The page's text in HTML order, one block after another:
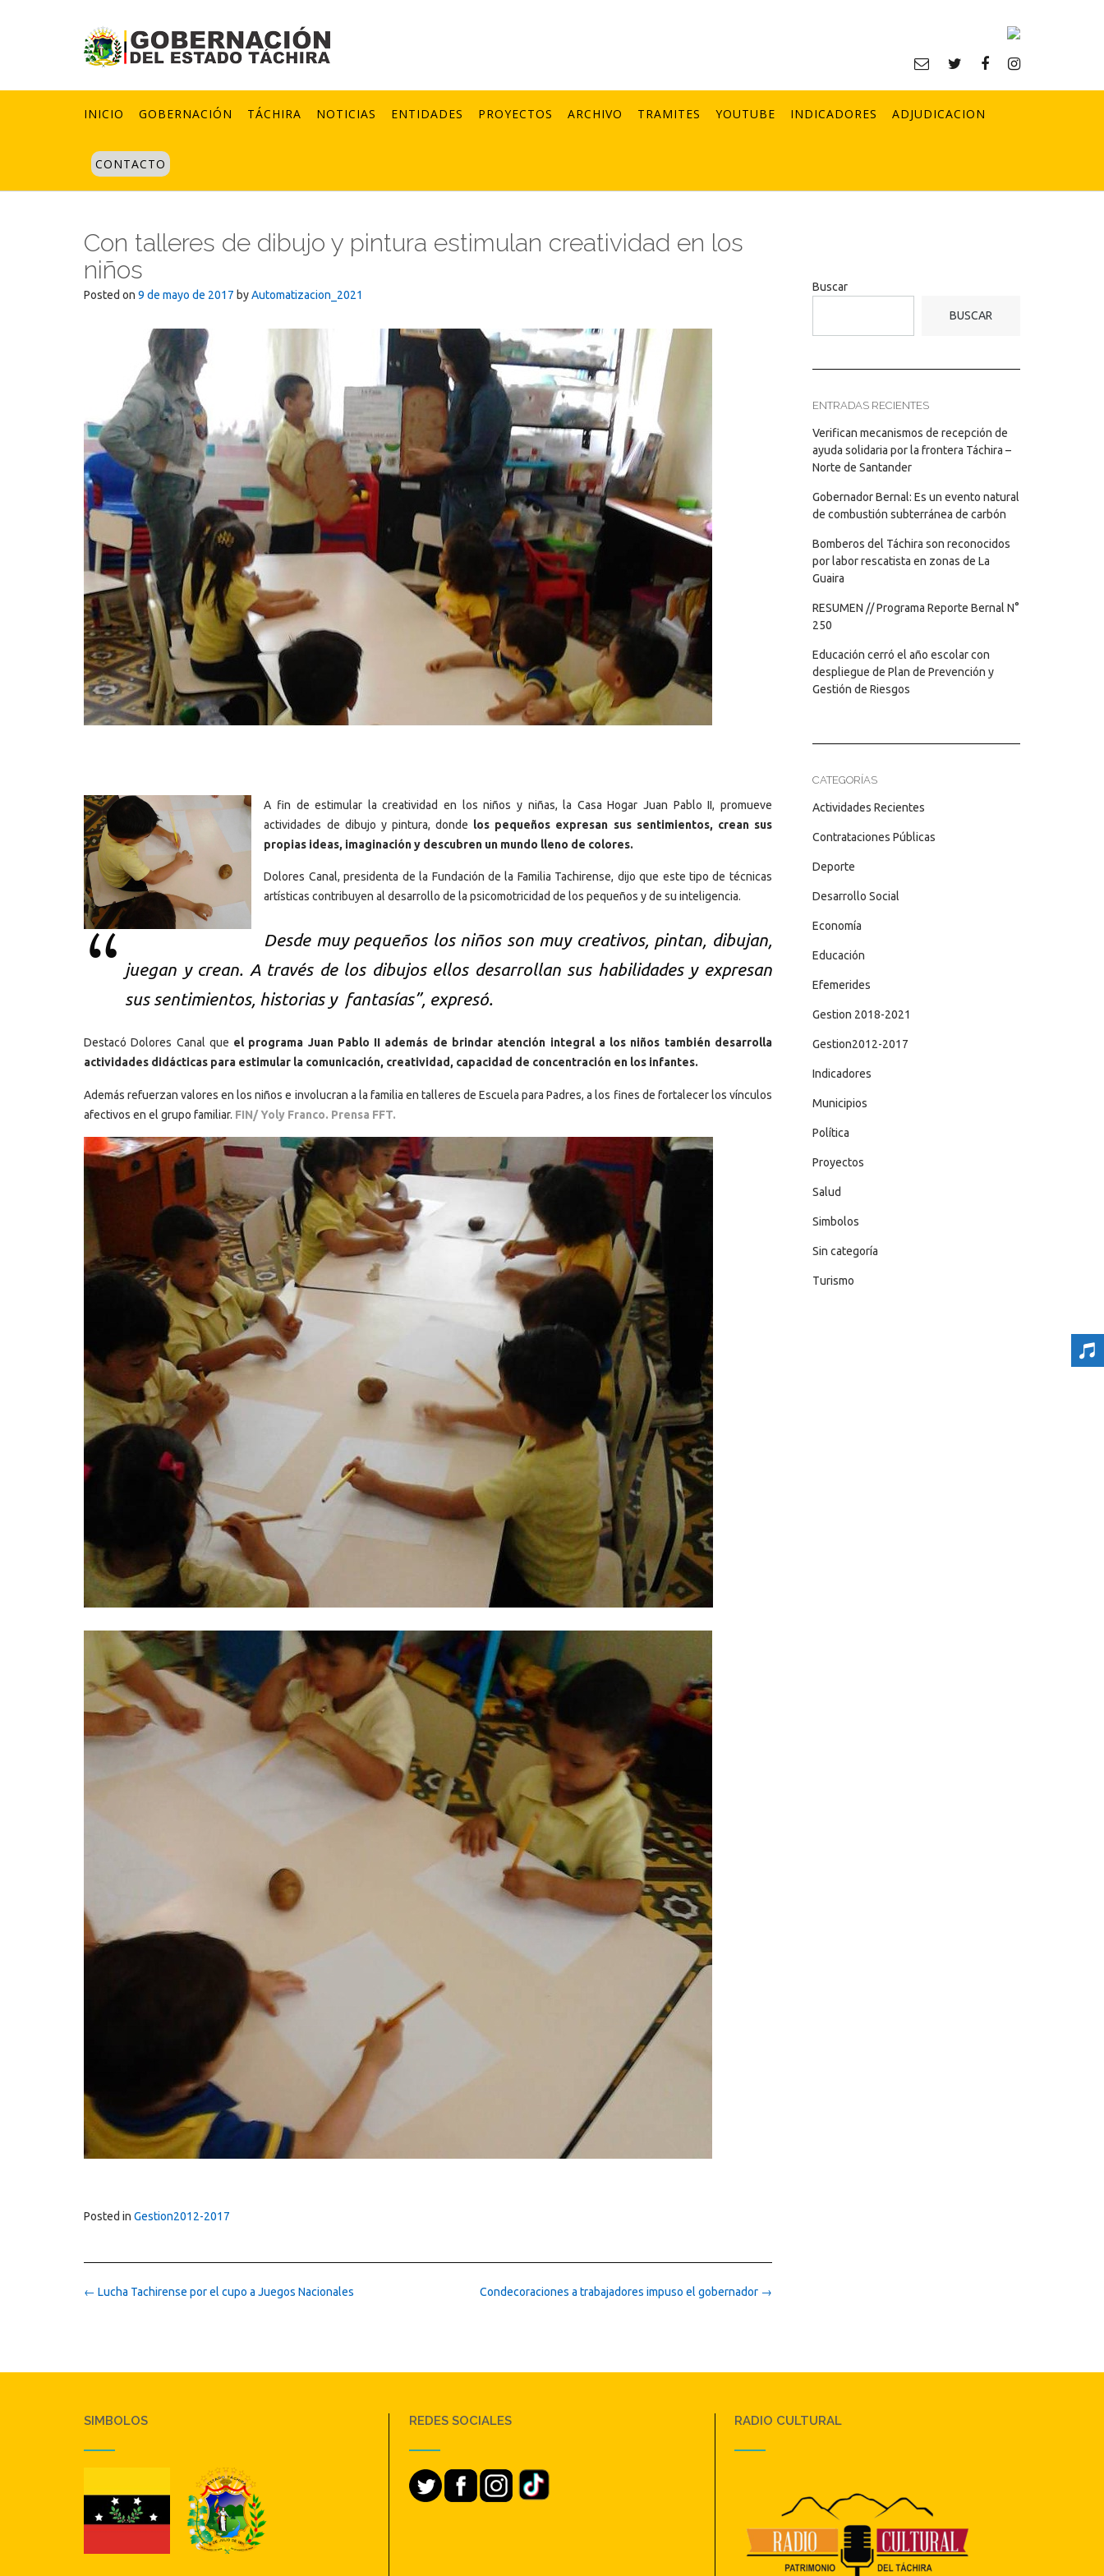
INICIO GOBERNACIÓN TÁCHIRA NOTICIAS ENTIDADES PROYECTOS ARCHIVO TRAMITES YOUTUBE INDICADORES ADJUDICACION
CONTACTO
Con talleres de dibujo y pintura estimulan creatividad en los
niños
Posted on 9 de mayo de 2017 byAutomatizacion_2021
A fin de estimular la creatividad en los niños y niñas, la Casa Hogar Juan Pablo II, promueve
actividades de dibujo y pintura, donde los pequeños expresan sus sentimientos, crean sus
propias ideas, imaginación y descubren un mundo lleno de colores.
Dolores Canal, presidenta de la Fundación de la Familia Tachirense, dijo que este tipo de técnicas
artísticas contribuyen al desarrollo de la psicomotricidad de los pequeños y de su inteligencia.
Desde muy pequeños los niños son muy creativos, pintan, dibujan,
juegan y crean. A través de los dibujos ellos desarrollan sus habilidades y expresan
sus sentimientos, historias y fantasías”, expresó.
Destacó Dolores Canal que el programa Juan Pablo II además de brindar atención integral a los niños también desarrolla
actividades didácticas para estimular la comunicación, creatividad, capacidad de concentración en los infantes.
Además refuerzan valores en los niños e involucran a la familia en talleres de Escuela para Padres, a los fines de fortalecer los vínculos
afectivos en el grupo familiar. FIN/ Yoly Franco. Prensa FFT.
Posted in Gestion2012-2017
Post
Condecoraciones a trabajadores impuso el gobernador →
← Lucha Tachirense por el cupo a Juegos Nacionales
Buscar
BUSCAR
ENTRADAS RECIENTES
Verifican mecanismos de recepción de
ayuda solidaria por la frontera Táchira –
Norte de Santander
Gobernador Bernal: Es un evento natural
de combustión subterránea de carbón
Bomberos del Táchira son reconocidos
por labor rescatista en zonas de La
Guaira
RESUMEN // Programa Reporte Bernal N°
250
Educación cerró el año escolar con
despliegue de Plan de Prevención y
Gestión de Riesgos
CATEGORÍAS
Actividades Recientes
Contrataciones Públicas
Deporte
Desarrollo Social
Economía
Educación
Efemerides
Gestion 2018-2021
Gestion2012-2017
Indicadores
Municipios
Política
Proyectos
Salud
Simbolos
Sin categoría
Turismo
SIMBOLOS REDES SOCIALES RADIO CULTURAL